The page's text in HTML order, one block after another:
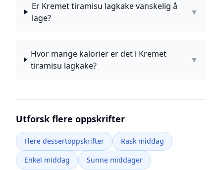
Er Kremet tiramisu lagkake vanskelig å
lage?
▼
Hvor mange kalorier er det i Kremet
tiramisu lagkake?
▼
Utforsk flere oppskrifter
Flere dessertoppskrifter
Rask middag
Enkel middag
Sunne middager